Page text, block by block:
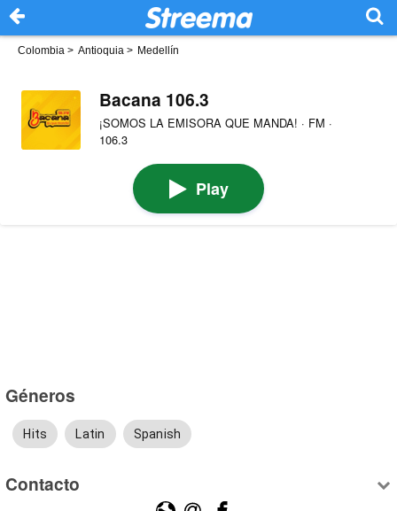
Colombia > Antioquia > Medellín
Bacana 106.3
¡SOMOS LA EMISORA QUE MANDA! · FM ·
106.3
Play
Géneros
Hits Latin Spanish
Contacto